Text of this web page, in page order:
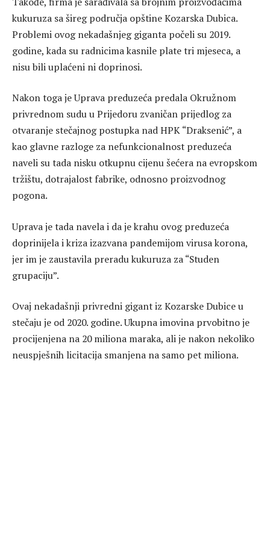
kukuruza sa šireg područja opštine Kozarska Dubica.
Problemi ovog nekadašnjeg giganta počeli su 2019.
godine, kada su radnicima kasnile plate tri mjeseca, a
nisu bili uplaćeni ni doprinosi.
Nakon toga je Uprava preduzeća predala Okružnom
privrednom sudu u Prijedoru zvaničan prijedlog za
otvaranje stečajnog postupka nad HPK “Draksenić”, a
kao glavne razloge za nefunkcionalnost preduzeća
naveli su tada nisku otkupnu cijenu šećera na evropskom
tržištu, dotrajalost fabrike, odnosno proizvodnog
pogona.
Uprava je tada navela i da je krahu ovog preduzeća
doprinijela i kriza izazvana pandemijom virusa korona,
jer im je zaustavila preradu kukuruza za “Studen
grupaciju”.
Ovaj nekadašnji privredni gigant iz Kozarske Dubice u
stečaju je od 2020. godine. Ukupna imovina prvobitno je
procijenjena na 20 miliona maraka, ali je nakon nekoliko
neuspješnih licitacija smanjena na samo pet miliona.